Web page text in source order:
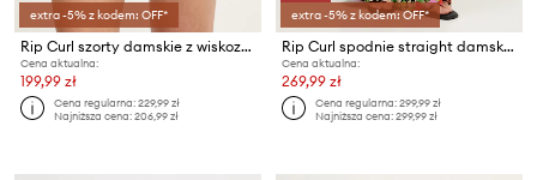
extra -5% z kodem: OFF*
Rip Curl szorty damskie z wiskozy FARM RIO
Cena aktualna:
199,99 zł
Cena regularna:229,99 zł
Najniższa cena:206,99 zł
extra -5% z kodem: OFF*
Rip Curl spodnie straight damskie z wiskozy FARM RIO
Cena aktualna:
269,99 zł
Cena regularna:299,99 zł
Najniższa cena:299,99 zł